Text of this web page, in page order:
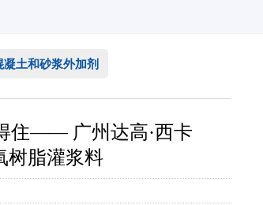
凝土和砂浆外加剂
住—— 广州达高·西卡
树脂灌浆料